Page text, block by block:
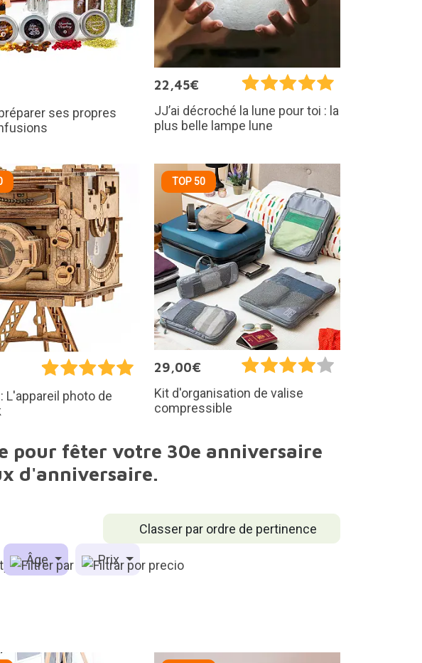
ses propres
22,45€
JJ’ai décroché la lune pour toi : la
plus belle lampe lune
L'appareil photo de
TOP 50
29,00€
Kit d'organisation de valise
compressible
pour fêter votre 30e anniversaire
d'anniversaire.
Classer par ordre de pertinence
Âge Prix